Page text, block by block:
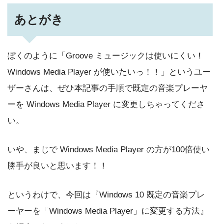
あとがき
ぼくのように「Groove ミュージックは使いにくい！
Windows Media Player が使いたいっ！！」というユー
ザーさんは、ぜひ本記事の手順で既定の音楽プレーヤ
ーを Windows Media Player に変更しちゃってくださ
い。
いや、まじで Windows Media Player の方が100倍使い
勝手が良いと思います！！
というわけで、今回は『Windows 10 既定の音楽プレ
ーヤーを「Windows Media Player」に変更する方法』